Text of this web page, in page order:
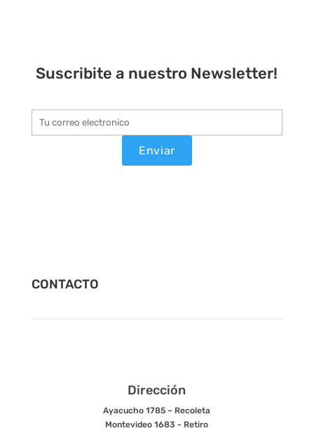
Suscribite a nuestro Newsletter!
CONTACTO
Dirección
Ayacucho 1785 – Recoleta
Montevideo 1683 - Retiro